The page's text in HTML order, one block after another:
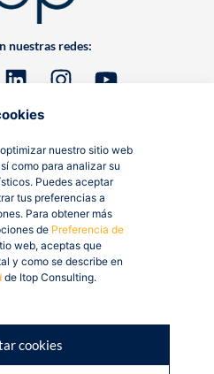
nuestro sitio web
como para analizar su
Puedes aceptar
tus preferencias a
Para obtener más
de Preferencia de
web, aceptas que
y como se describe en
de Itop Consulting.
cookies
nuestras redes: